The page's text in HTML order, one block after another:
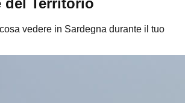
del Territorio
vedere in Sardegna durante il tuo